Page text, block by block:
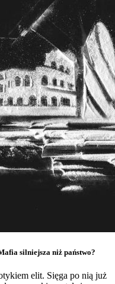
silniejsza niż państwo?
elit. Sięga po nią już